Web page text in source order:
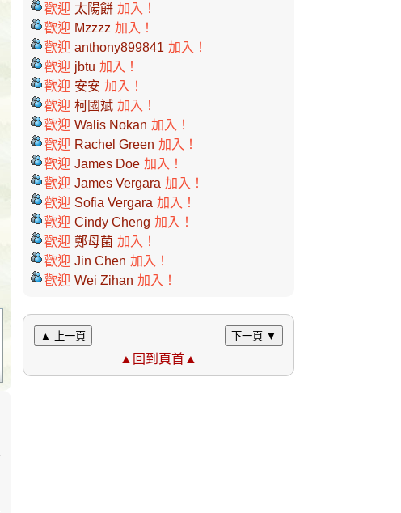
歡迎 太陽餅 加入！
歡迎 Mzzzz 加入！
歡迎 anthony899841 加入！
歡迎 jbtu 加入！
歡迎 安安 加入！
歡迎 柯國斌 加入！
歡迎 Walis Nokan 加入！
歡迎 Rachel Green 加入！
歡迎 James Doe 加入！
歡迎 James Vergara 加入！
歡迎 Sofia Vergara 加入！
歡迎 Cindy Cheng 加入！
歡迎 鄭母菌 加入！
歡迎 Jin Chen 加入！
歡迎 Wei Zihan 加入！
▲ 上一頁 下一頁 ▼
▲回到頁首▲